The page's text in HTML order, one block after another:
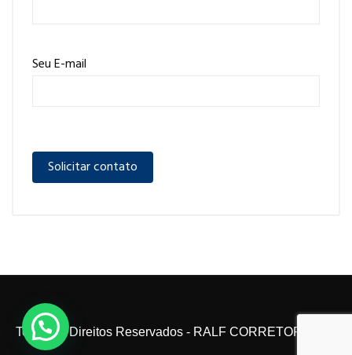
Seu E-mail
Todos os Direitos Reservados - RALF CORRETOR 2024.